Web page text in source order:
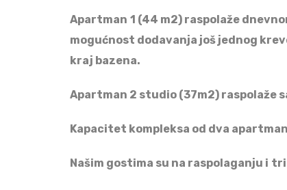
Apartman 1 (44 m2) raspolaže
mogućnost dodavanja još jednog
kraj bazena.
Apartman 2 studio (37m2) raspolaže
Kapacitet kompleksa od dva
Našim gostima su na raspolaganju i tri